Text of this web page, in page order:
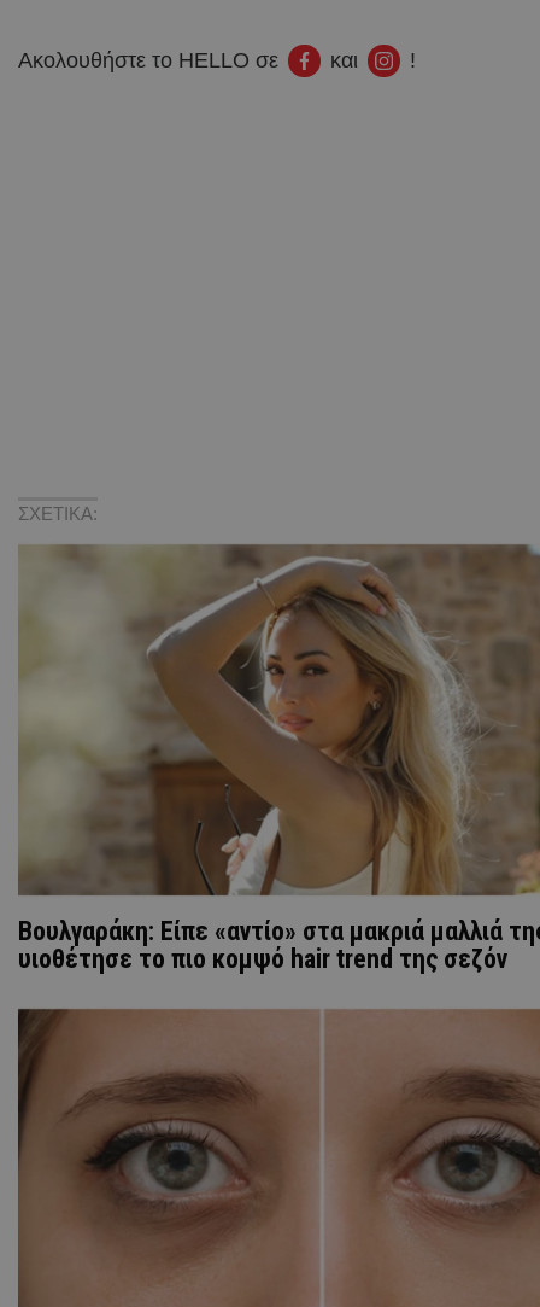
Ακολουθήστε το HELLO σε και !
ΣΧΕΤΙΚΑ:
Βουλγαράκη: Είπε «αντίο» στα μακριά μαλλιά
υιοθέτησε το πιο κομψό hair trend της σεζόν